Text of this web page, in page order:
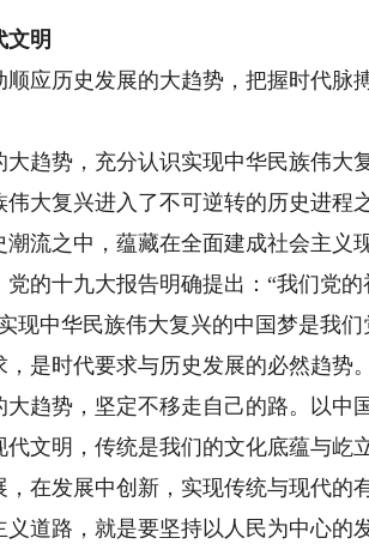
明
历史发展的大趋势，把握时代脉
势，充分认识实现中华民族伟大
大复兴进入了不可逆转的历史进程
流之中，蕴藏在全面建成社会主义
的十九大报告明确提出：“我们党
现中华民族伟大复兴的中国梦是我
是时代要求与历史发展的必然趋势。
势，坚定不移走自己的路。以中
文明，传统是我们的文化底蕴与屹
在发展中创新，实现传统与现代的
道路，就是要坚持以人民为中心的